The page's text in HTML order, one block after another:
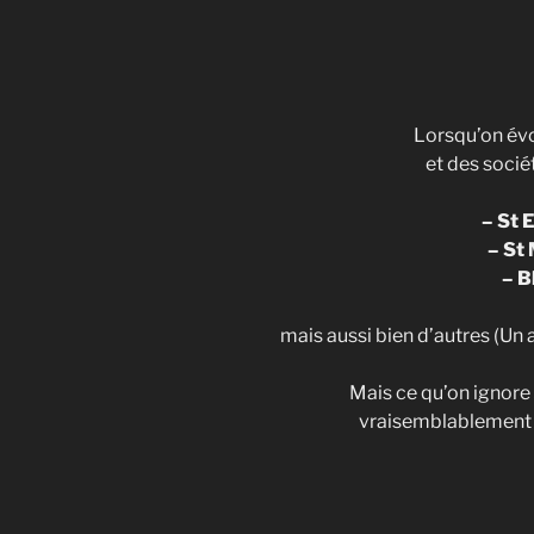
Lorsqu’on
et des
– St
– St
–
mais aussi bien d’autres
Mais ce qu’on
vraisemblablement